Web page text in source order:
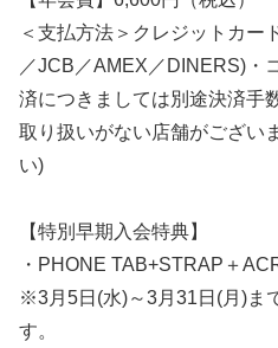
＜支払方法＞クレジットカー
／JCB／AMEX／DINERS)
済につきましては別途決済手
取り扱いがない店舗がござい
い)
【特別早期入会特典】
・PHONE TAB+STRAP＋
※3月5日(水)～3月31日(月)ま
す。